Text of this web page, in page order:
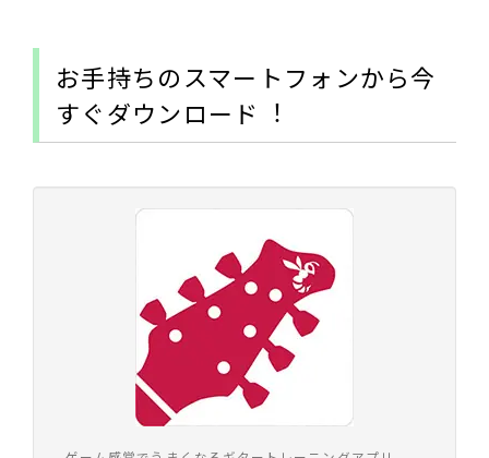
お手持ちのスマートフォンから今
すぐダウンロード︕